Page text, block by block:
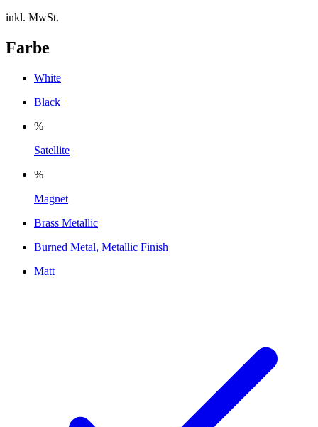
inkl. MwSt.
Farbe
White
Black
%
Satellite
%
Magnet
Brass Metallic
Burned Metal, Metallic Finish
Matt